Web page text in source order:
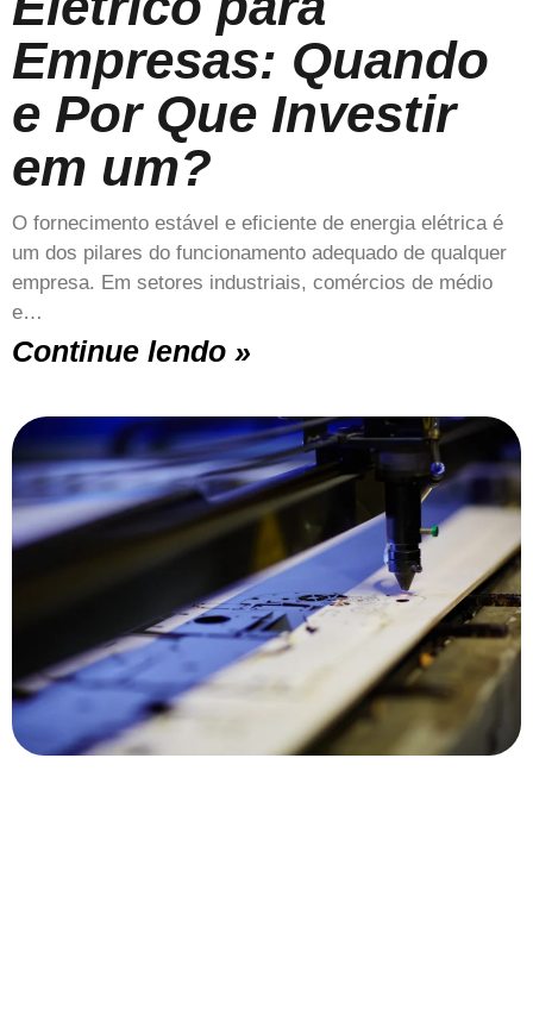
Empresas: Quando
e Por Que Investir
em um?
O fornecimento estável e eficiente de energia elétrica é
um dos pilares do funcionamento adequado de qualquer
empresa. Em setores industriais, comércios de médio
e…
Continue lendo »